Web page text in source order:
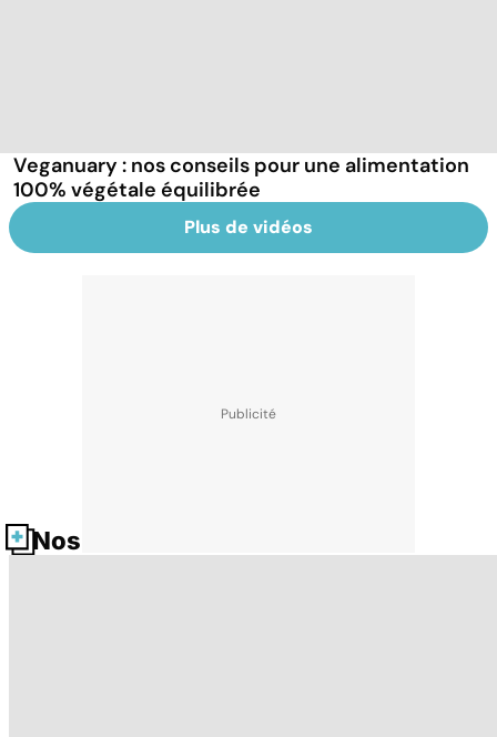
Veganuary : nos conseils pour une alimentation
100% végétale équilibrée
Plus de vidéos
Nos fiches santé